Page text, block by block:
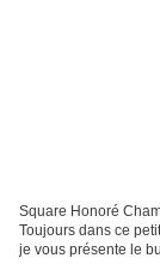
Square Honoré
Toujours dans ce
je vous présente le